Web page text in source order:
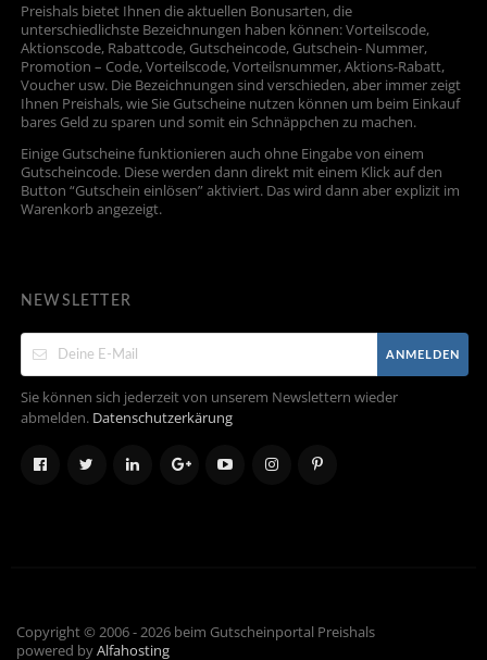
Preishals bietet Ihnen die aktuellen Bonusarten, die
unterschiedlichste Bezeichnungen haben können: Vorteilscode,
Aktionscode, Rabattcode, Gutscheincode, Gutschein- Nummer,
Promotion – Code, Vorteilscode, Vorteilsnummer, Aktions-Rabatt,
Voucher usw. Die Bezeichnungen sind verschieden, aber immer zeigt
Ihnen Preishals, wie Sie Gutscheine nutzen können um beim Einkauf
bares Geld zu sparen und somit ein Schnäppchen zu machen.
Einige Gutscheine funktionieren auch ohne Eingabe von einem
Gutscheincode. Diese werden dann direkt mit einem Klick auf den
Button “Gutschein einlösen” aktiviert. Das wird dann aber explizit im
Warenkorb angezeigt.
NEWSLETTER
ANMELDEN
Sie können sich jederzeit von unserem Newslettern wieder
abmelden. Datenschutzerkärung
Copyright © 2006 - 2026 beim Gutscheinportal Preishals
powered byAlfahosting